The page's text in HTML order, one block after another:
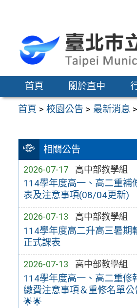
區
首頁 關於直中
首頁 >校園公告 > 最新消息 >
相關公告
2026-07-17 高中部教學組
114學年度高一、高二重補
表及注意事項(08/04更新)
2026-07-13 高中部教學組
114學年度高二升高三暑期
正式課表
2026-07-13 高中部教學組
114學年度高一、高二重修
繳費注意事項＆重修名單公
🌟🌟